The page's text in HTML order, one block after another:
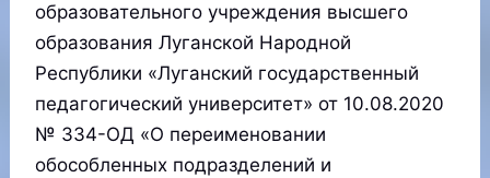
образовательного учреждения высшего
образования Луганской Народной
Республики «Луганский государственный
педагогический университет» от 10.08.2020
№ 334-ОД «О переименовании
обособленных подразделений и